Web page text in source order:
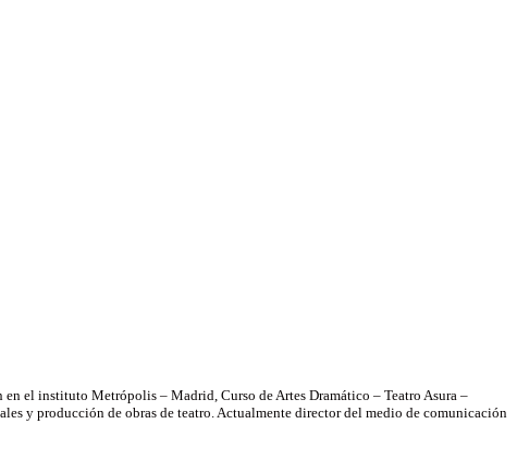
el instituto Metrópolis – Madrid, Curso de Artes Dramático – Teatro Asura –
y producción de obras de teatro. Actualmente director del medio de comunicación